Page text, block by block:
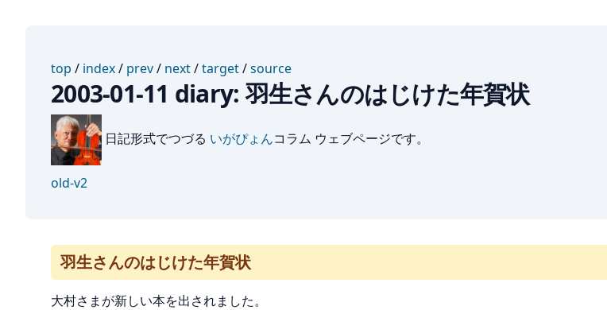
top / index/ prev/ next/target/source
2003-01-11 diary: 羽生さんのはじけた年賀状
日記形式でつづる いがぴょんコラム ウェブページです。
old-v2
羽生さんのはじけた年賀状
大村さまが新しい本を出されました。